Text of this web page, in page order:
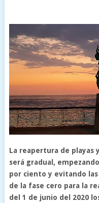
La reapertura de playas
será gradual,
por ciento y evitando
de la fase cero para la
del 1 de junio del 2020